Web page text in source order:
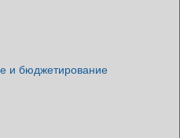
и бюджетирование